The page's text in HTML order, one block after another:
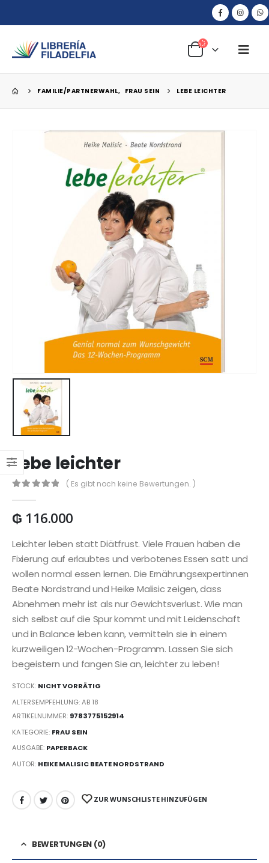
FAMILIE/PARTNERWAHL, FRAU SEIN LEBE LEICHTER
Lebe leichter
( Es gibt noch keine Bewertungen. )
₲ 116.000
Leichter leben statt Diätfrust. Viele Frauen haben die
Fixierung auf erlaubtes und verbotenes Essen satt und
wollen normal essen lernen. Die Ernährungsexpertinnen
Beate Nordstrand und Heike Malisic zeigen, dass
Abnehmen mehr ist als nur Gewichtsverlust. Wie man
sich selbst auf die Spur kommt und mit Leidenschaft
und in Balance leben kann, vermitteln sie in einem
kurzweiligen 12-Wochen-Programm. Lassen Sie sich
begeistern und fangen Sie an, leichter zu leben!
STOCK: NICHT VORRÄTIG
ALTERSEMPFEHLUNG: AB 18
ARTIKELNUMMER: 9783775152914
KATEGORIE: FRAU SEIN
AUSGABE: PAPERBACK
AUTOR: HEIKE MALISIC BEATE NORDSTRAND
ZUR WUNSCHLISTE HINZUFÜGEN
BEWERTUNGEN (0)